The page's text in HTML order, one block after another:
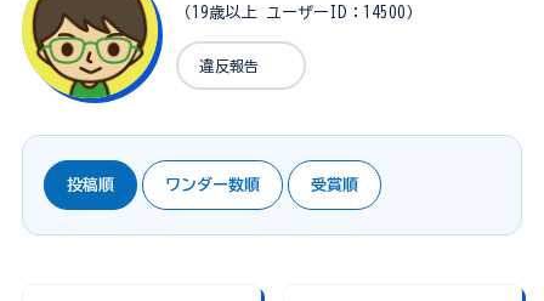
（19歳以上 ユーザーID：14500）
違反報告
投稿順 ワンダー数順 受賞順